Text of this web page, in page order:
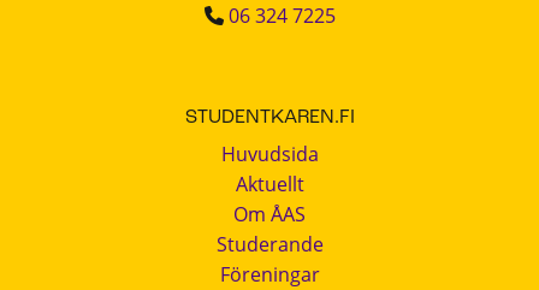
06 324 7225
STUDENTKAREN.FI
Huvudsida
Aktuellt
Om ÅAS
Studerande
Föreningar